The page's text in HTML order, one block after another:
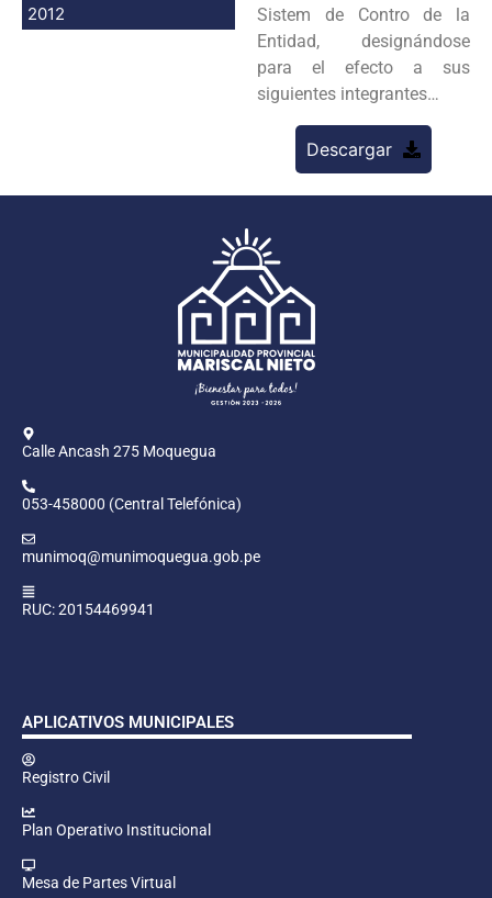
2012
Sistem de Contro de la
Entidad, designándose
para el efecto a sus
siguientes integrantes…
Descargar
Calle Ancash 275 Moquegua
053-458000 (Central Telefónica)
munimoq@munimoquegua.gob.pe
RUC: 20154469941
APLICATIVOS MUNICIPALES
Registro Civil
Plan Operativo Institucional
Mesa de Partes Virtual